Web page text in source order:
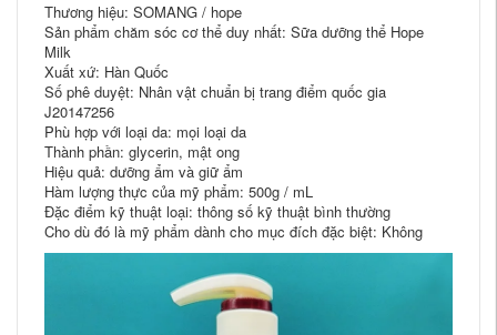
Thương hiệu: SOMANG / hope
Sản phẩm chăm sóc cơ thể duy nhất: Sữa dưỡng thể Hope
Milk
Xuất xứ: Hàn Quốc
Số phê duyệt: Nhân vật chuẩn bị trang điểm quốc gia
J20147256
Phù hợp với loại da: mọi loại da
Thành phần: glycerin, mật ong
Hiệu quả: dưỡng ẩm và giữ ẩm
Hàm lượng thực của mỹ phẩm: 500g / mL
Đặc điểm kỹ thuật loại: thông số kỹ thuật bình thường
Cho dù đó là mỹ phẩm dành cho mục đích đặc biệt: Không